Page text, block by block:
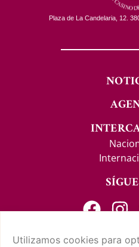
Utilizamos cookies para
Plaza de La Candelaria, 12.